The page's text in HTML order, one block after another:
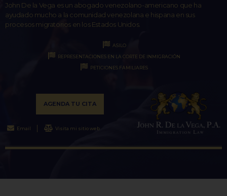
John De la Vega es un abogado venezolano-americano que ha
ayudado mucho a la comunidad venezolana e hispana en sus
procesos migratorios en los Estados Unidos.
ASILO
REPRESENTACIONES EN LA CORTE DE INMIGRACIÓN
PETICIONES FAMILIARES
AGENDA TU CITA
Email Visita mi sitio web